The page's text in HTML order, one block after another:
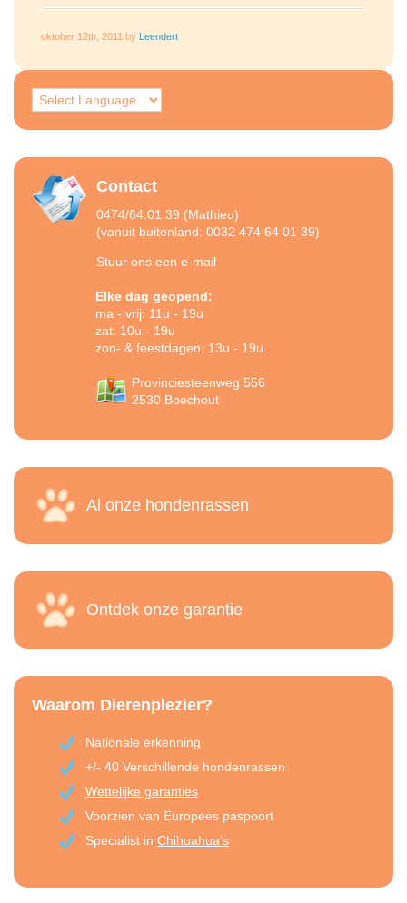
oktober 12th, 2011 by Leendert
Contact
0474/64.01.39 (Mathieu)
(vanuit buitenland: 0032 474 64 01 39)
Stuur ons een e-mail
Elke dag geopend:
ma - vrij: 11u - 19u
zat: 10u - 19u
zon- & feestdagen: 13u - 19u
Provinciesteenweg 556
2530 Boechout
Al onze hondenrassen
Ontdek onze garantie
Waarom Dierenplezier?
Nationale erkenning
+/- 40 Verschillende hondenrassen
Wettelijke garanties
Voorzien van Europees paspoort
Specialist in Chihuahua’s